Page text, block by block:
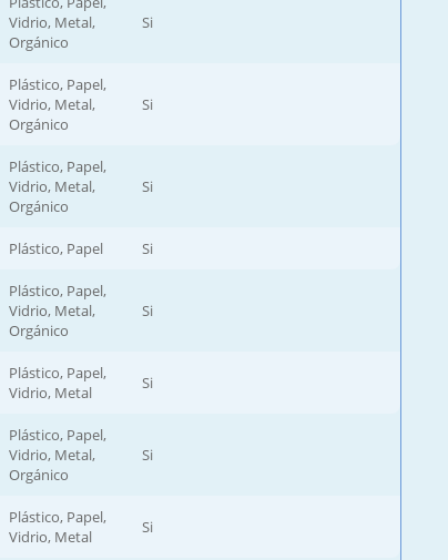
Vidrio, Metal,
Orgánico
Si
Plástico, Papel,
Vidrio, Metal,
Orgánico
Si
Plástico, Papel,
Vidrio, Metal,
Orgánico
Si
Plástico, Papel Si
Plástico, Papel,
Vidrio, Metal,
Orgánico
Si
Plástico, Papel,
Vidrio, Metal
Si
Plástico, Papel,
Vidrio, Metal,
Orgánico
Si
Plástico, Papel,
Vidrio, Metal
Si